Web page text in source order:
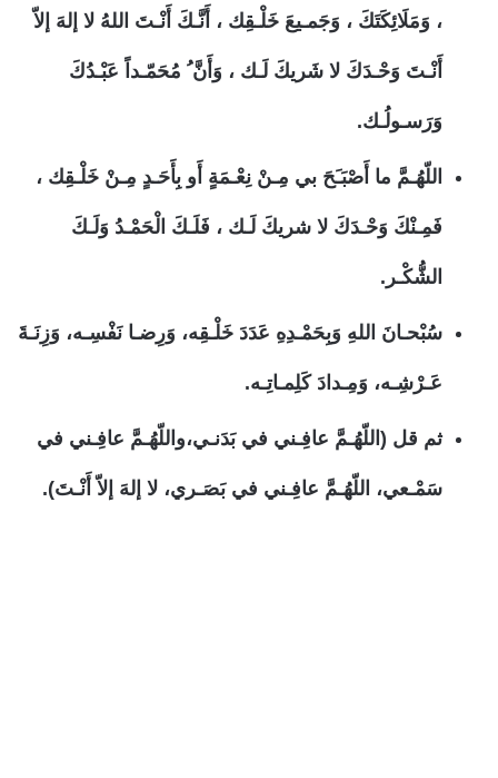
، وَمَلَائِكَتَكَ ، وَجَمـيعَ خَلْـقِك ، أَنَّـكَ أَنْـتَ اللهُ لا إلهَ إلاّ
أَنْـتَ وَحْـدَكَ لا شَريكَ لَـك ، وَأَنَّ ُ مُحَمّـداً عَبْـدُكَ
وَرَسـولُـك.
اللّهُـمَّ ما أَصْبَـَحَ بي مِـنْ نِعْـمَةٍ أَو بِأَحَـدٍ مِـنْ خَلْـقِك ،
فَمِـنْكَ وَحْـدَكَ لا شريكَ لَـك ، فَلَـكَ الْحَمْـدُ وَلَـكَ
الشُّكْـر.
سُبْحـانَ اللهِ وَبِحَمْـدِهِ عَدَدَ خَلْـقِه، وَرِضـا نَفْسِـه، وَزِنَـةَ
عَـرْشِـه، وَمِـدادَ كَلِمـاتِـه.
ثم قل (اللّهُـمَّ عافِـني في بَدَنـي،واللّهُـمَّ عافِـني في
سَمْـعي، اللّهُـمَّ عافِـني في بَصَـري، لا إلهَ إلاّ أَنْـتَ).